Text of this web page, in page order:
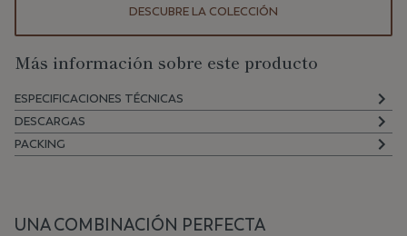
DESCUBRE LA COLECCIÓN
Más información sobre este producto
ESPECIFICACIONES TÉCNICAS
DESCARGAS
PACKING
UNA COMBINACIÓN PERFECTA